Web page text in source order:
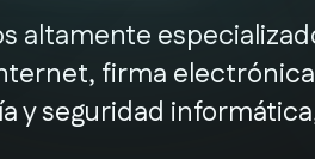
altamente
firma
y seguridad